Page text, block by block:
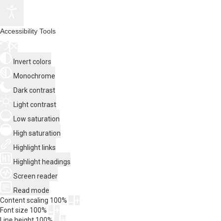
Accessibility Tools
Invert colors
Monochrome
Dark contrast
Light contrast
Low saturation
High saturation
Highlight links
Highlight headings
Screen reader
Read mode
Content scaling 100%
Font size 100%